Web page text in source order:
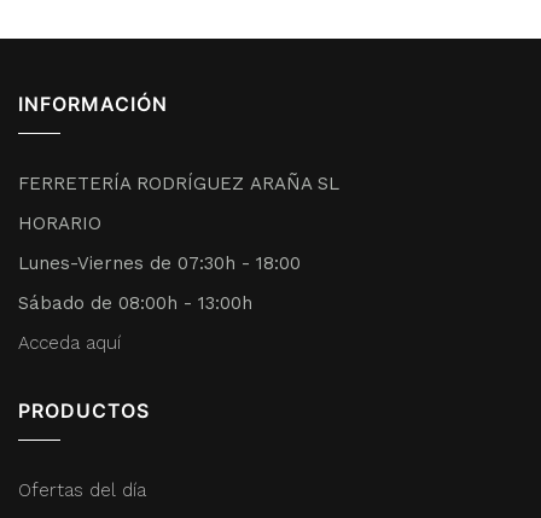
INFORMACIÓN
FERRETERÍA RODRÍGUEZ ARAÑA SL
HORARIO
Lunes-Viernes de 07:30h - 18:00
Sábado de 08:00h - 13:00h
Acceda aquí
PRODUCTOS
Ofertas del día